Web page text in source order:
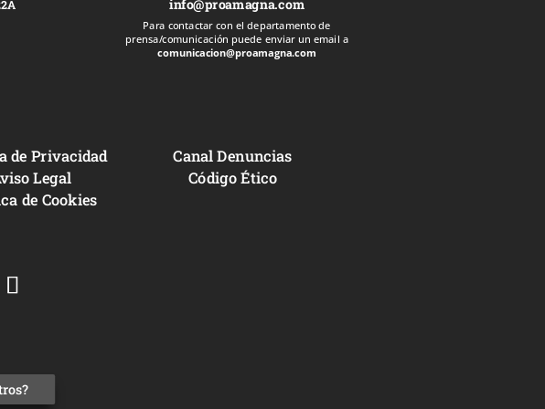
info@proamagna.com
Para contactar con el departamento de
prensa/comunicación puede enviar un email a
comunicacion@proamagna.com
de Privacidad
Legal
de Cookies
Canal Denuncias
Código Ético